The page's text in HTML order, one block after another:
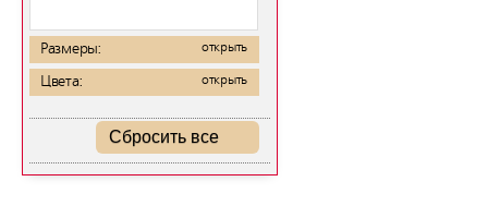
Размеры: открыть
Цвета: открыть
Сбросить все